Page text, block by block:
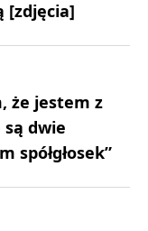
[zdjęcia]
że jestem z
dwie
spółgłosek”